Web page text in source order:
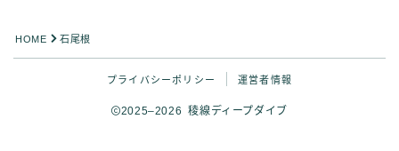
HOME 石尾根
プライバシーポリシー 運営者情報
2025–2026 稜線ディープダイブ